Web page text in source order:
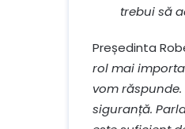
trebui să
Președinta
rol mai
vom
siguranță.